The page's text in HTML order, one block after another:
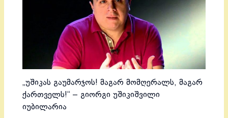
„უშიკას გაუმარჯოს! მაგარ მომღერალს, მაგარ
ქართველს!“ – გიორგი უშიკიშვილი
იუბილარია